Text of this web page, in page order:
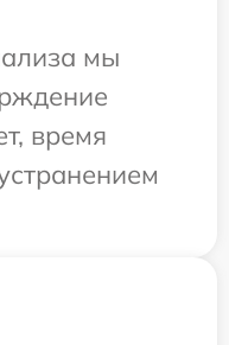
мы
время